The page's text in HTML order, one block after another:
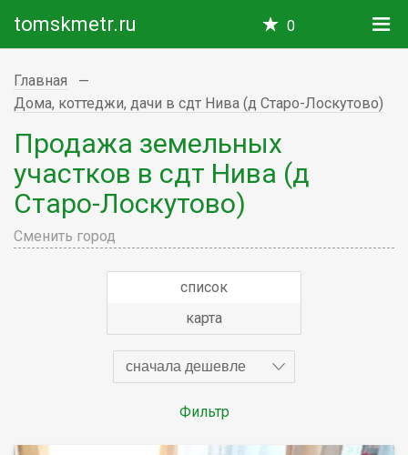
tomskmetr.ru 0
Главная
Дома, коттеджи, дачи в сдт Нива (д Старо-Лоскутово)
Продажа земельных
участков в сдт Нива (д
Старо-Лоскутово)
Сменить город
список
карта
сначала дешевле
Фильтр